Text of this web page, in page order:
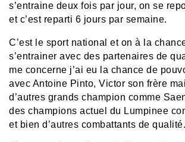
s’entraine deux fois par jour, on se
et c’est reparti 6 jours par semaine.
C’est le sport national et on à la
s’entrainer avec des partenaires de
me concerne j’ai eu la chance de
avec Antoine Pinto, Victor son frère
d’autres grands champion comme
des champions actuel du Lumpinee
et bien d’autres combattants de qualité.